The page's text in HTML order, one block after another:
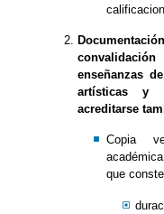
enseñanzas
artísticas y
acreditarse
Copia
que